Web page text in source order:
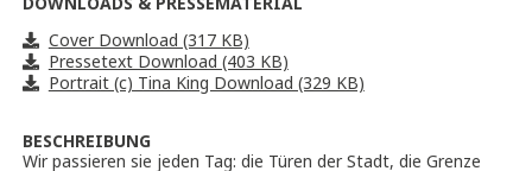
Cover Download (317 KB)
Pressetext Download (403 KB)
Portrait (c) Tina King Download (329 KB)
BESCHREIBUNG
Wir passieren sie jeden Tag: die Türen der Stadt, die Grenze